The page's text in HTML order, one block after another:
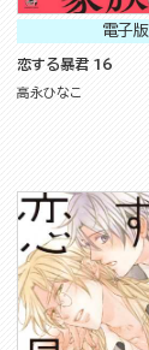
電子版
恋する暴君 16
高永ひなこ